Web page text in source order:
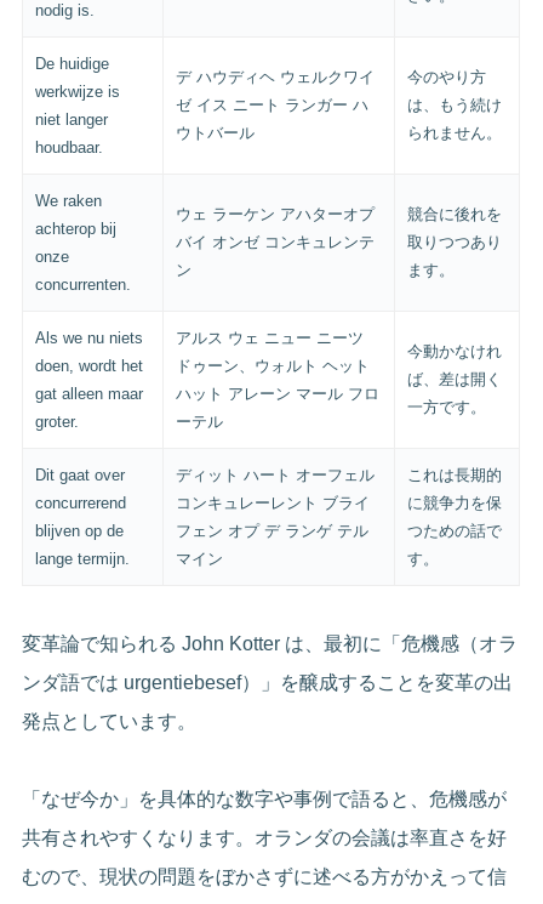
nodig is.
De huidige
werkwijze is
niet langer
houdbaar.
デ ハウディヘ ウェルクワイ
ゼ イス ニート ランガー ハ
ウトバール
今のやり方
は、もう続け
られません。
We raken
achterop bij
onze
concurrenten.
ウェ ラーケン アハターオプ
バイ オンゼ コンキュレンテ
ン
競合に後れを
取りつつあり
ます。
Als we nu niets
doen, wordt het
gat alleen maar
groter.
アルス ウェ ニュー ニーツ
ドゥーン、ウォルト ヘット
ハット アレーン マール フロ
ーテル
今動かなけれ
ば、差は開く
一方です。
Dit gaat over
concurrerend
blijven op de
lange termijn.
ディット ハート オーフェル
コンキュレーレント ブライ
フェン オプ デ ランゲ テル
マイン
これは長期的
に競争力を保
つための話で
す。
変革論で知られる John Kotter は、最初に「危機感（オラ
ンダ語では urgentiebesef）」を醸成することを変革の出
発点としています。
「なぜ今か」を具体的な数字や事例で語ると、危機感が
共有されやすくなります。オランダの会議は率直さを好
むので、現状の問題をぼかさずに述べる方がかえって信